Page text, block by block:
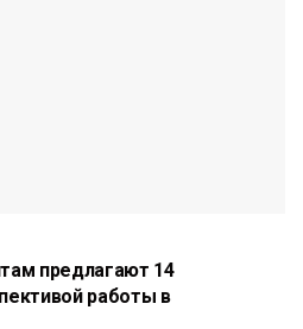
предлагают 14
работы в